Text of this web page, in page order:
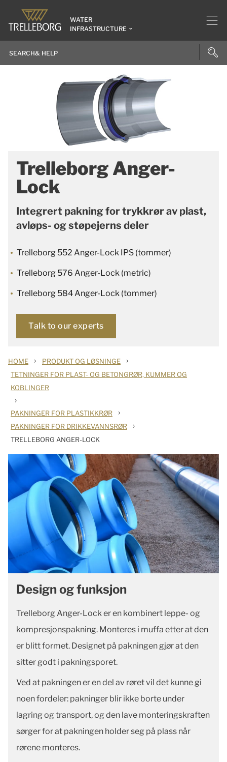
WATER
INFRASTRUCTURE
Trelleborg Anger-
Lock
Integrert pakning for trykkrør av plast,
avløps- og støpejerns deler
Trelleborg 552 Anger-Lock IPS (tommer)
Trelleborg 576 Anger-Lock (metric)
Trelleborg 584 Anger-Lock (tommer)
Talk to our experts
HOME › PRODUKT OG LØSNINGE ›
TETNINGER FOR PLAST- OG BETONGRØR, KUMMER OG
KOBLINGER
›
PAKNINGER FOR PLASTIKKRØR ›
PAKNINGER FOR DRIKKEVANNSRØR ›
TRELLEBORG ANGER-LOCK
Design og funksjon
Trelleborg Anger-Lock er en kombinert leppe- og
kompresjonspakning. Monteres i muffa etter at den
er blitt formet. Designet på pakningen gjør at den
sitter godt i pakningsporet.
Ved at pakningen er en del av røret vil det kunne gi
noen fordeler: pakninger blir ikke borte under
lagring og transport, og den lave monteringskraften
sørger for at pakningen holder seg på plass når
rørene monteres.